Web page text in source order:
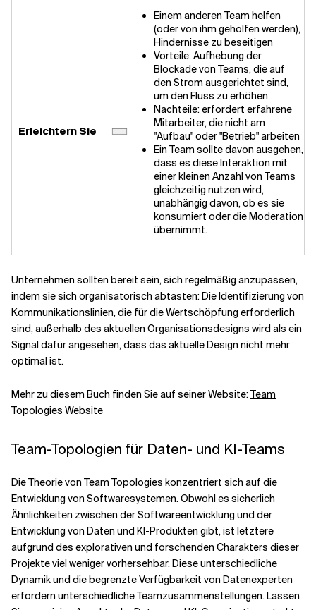
Erleichtern Sie
Einem anderen Team helfen
(oder von ihm geholfen werden),
Hindernisse zu beseitigen
Vorteile: Aufhebung der
Blockade von Teams, die auf
den Strom ausgerichtet sind,
um den Fluss zu erhöhen
Nachteile: erfordert erfahrene
Mitarbeiter, die nicht am
"Aufbau" oder "Betrieb" arbeiten
Ein Team sollte davon ausgehen,
dass es diese Interaktion mit
einer kleinen Anzahl von Teams
gleichzeitig nutzen wird,
unabhängig davon, ob es sie
konsumiert oder die Moderation
übernimmt.
Unternehmen sollten bereit sein, sich regelmäßig anzupassen,
indem sie sich organisatorisch abtasten: Die Identifizierung von
Kommunikationslinien, die für die Wertschöpfung erforderlich
sind, außerhalb des aktuellen Organisationsdesigns wird als ein
Signal dafür angesehen, dass das aktuelle Design nicht mehr
optimal ist.
Mehr zu diesem Buch finden Sie auf seiner Website:Team
Topologies Website
Team-Topologien für Daten- und KI-Teams
Die Theorie von Team Topologies konzentriert sich auf die
Entwicklung von Softwaresystemen. Obwohl es sicherlich
Ähnlichkeiten zwischen der Softwareentwicklung und der
Entwicklung von Daten und KI-Produkten gibt, ist letztere
aufgrund des explorativen und forschenden Charakters dieser
Projekte viel weniger vorhersehbar. Diese unterschiedliche
Dynamik und die begrenzte Verfügbarkeit von Datenexperten
erfordern unterschiedliche Teamzusammenstellungen. Lassen